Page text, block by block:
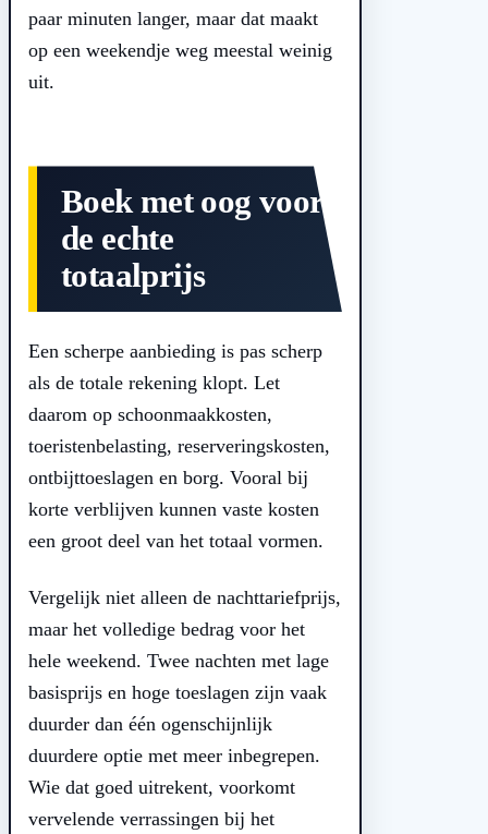
paar minuten langer, maar dat maakt
op een weekendje weg meestal weinig
uit.
Boek met oog voor
de echte
totaalprijs
Een scherpe aanbieding is pas scherp
als de totale rekening klopt. Let
daarom op schoonmaakkosten,
toeristenbelasting, reserveringskosten,
ontbijttoeslagen en borg. Vooral bij
korte verblijven kunnen vaste kosten
een groot deel van het totaal vormen.
Vergelijk niet alleen de nachttariefprijs,
maar het volledige bedrag voor het
hele weekend. Twee nachten met lage
basisprijs en hoge toeslagen zijn vaak
duurder dan één ogenschijnlijk
duurdere optie met meer inbegrepen.
Wie dat goed uitrekent, voorkomt
vervelende verrassingen bij het